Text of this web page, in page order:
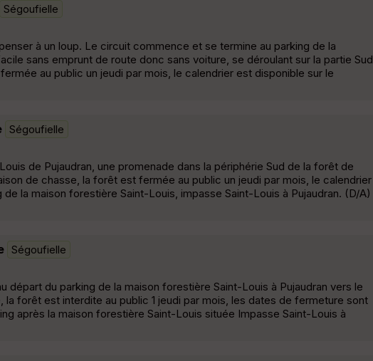
Ségoufielle
à un loup. Le circuit commence et se termine au parking de la
sans emprunt de route donc sans voiture, se déroulant sur la partie Sud
au public un jeudi par mois, le calendrier est disponible sur le
Ségoufielle
de Pujaudran, une promenade dans la périphérie Sud de la forêt de
de chasse, la forêt est fermée au public un jeudi par mois, le calendrier
la maison forestière Saint-Louis, impasse Saint-Louis à Pujaudran. (D/A)
Ségoufielle
départ du parking de la maison forestière Saint-Louis à Pujaudran vers le
forêt est interdite au public 1 jeudi par mois, les dates de fermeture sont
après la maison forestière Saint-Louis située Impasse Saint-Louis à